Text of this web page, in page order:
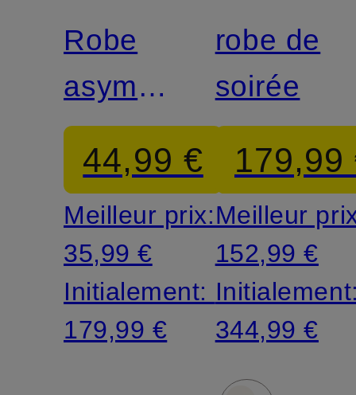
Robe
asymétrique
en lin
44,99 €
Meilleur prix:
35,99 €
Initialement:
179,99 €
LAUREN
robe de
soirée
179,99
Meilleur
152,99 €
344,99 €